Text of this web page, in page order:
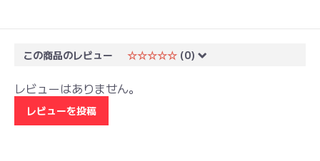
この商品のレビュー ☆☆☆☆☆ (0)
レビューはありません。
レビューを投稿